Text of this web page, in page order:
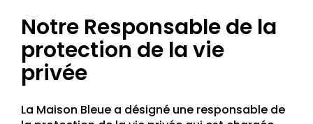
Notre Responsable de la
protection de la vie
privée
La Maison Bleue a désigné une responsable de